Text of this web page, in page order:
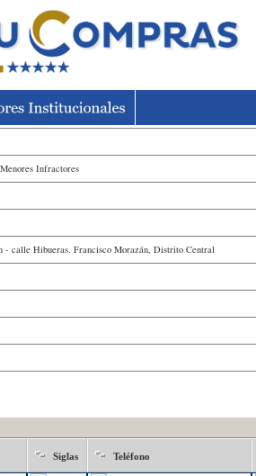
Infractores
- calle Hibueras. Francisco Morazán, Distrito Central
Siglas Teléfono